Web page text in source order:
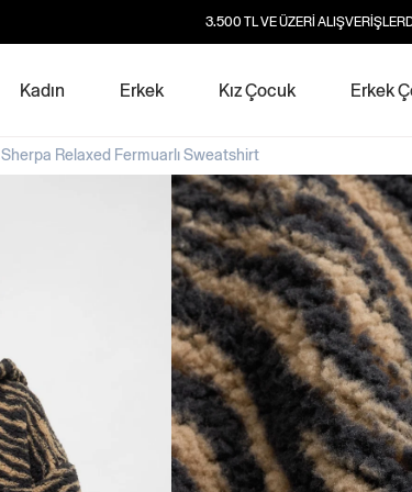
3.500 TL VE ÜZERİ
Kadın Erkek Kız Çocuk Erkek
Sherpa Relaxed Fermuarlı Sweatshirt